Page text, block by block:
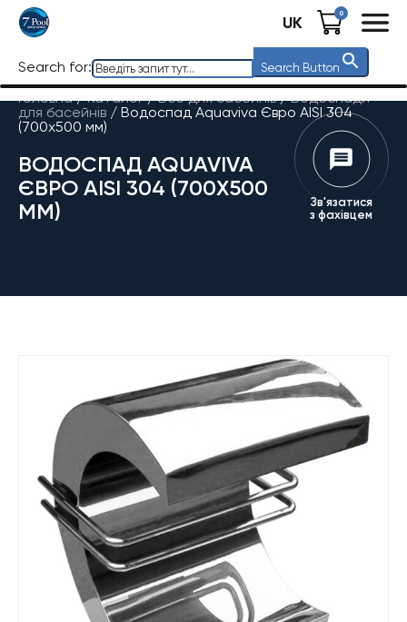
UK 0
Search for: Search Button
Головна / Каталог/Все для басейнів/Водоспади
для басейнів / Водоспад Aquaviva Євро AISI 304
(700х500 мм)
ВОДОСПАД AQUAVIVA
ЄВРО AISI 304 (700Х500
ММ)
Зв'язатися
з фахівцем